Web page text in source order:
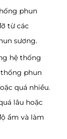
phun
từ các
sương.
hệ thống
thống phun
quá nhiều.
lâu hoặc
ẩm và làm